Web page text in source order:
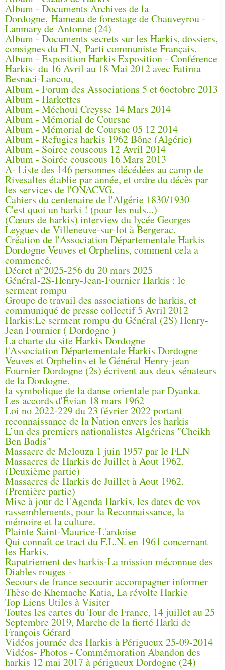
Album - Documents Archives de la
Dordogne, Hameau de forestage de Chauveyrou -
Lanmary de Antonne (24)
Album - Documents secrets sur les Harkis, dossiers,
consignes du FLN, Parti communiste Français.
Album - Exposition Harkis Exposition - Conférence
Harkis- du 16 Avril au 18 Mai 2012 avec Fatima
Besnaci-Lancou,
Album - Forum des Associations 5 et 6octobre 2013
Album - Harkettes
Album - Méchoui Creysse 14 Mars 2014
Album - Mémorial de Coursac
Album - Mémorial de Coursac 05 12 2014
Album - Refugies harkis 1962 Bône (Algérie)
Album - Soiree couscous 12 Avril 2014
Album - Soirée couscous 16 Mars 2013
A- Liste des 146 personnes décédées au camp de
Rivesaltes établie par année, et ordre du décès par
les services de l'ONACVG.
Cahiers du centenaire de l'Algérie 1830/1930
C'est quoi un harki ! (pour les nuls...)
(Cœurs de harkis) interview du lycée Georges
Leygues de Villeneuve-sur-lot à Bergerac.
Création de l'Association Départementale Harkis
Dordogne Veuves et Orphelins, comment cela a
commencé.
Décret n°2025-256 du 20 mars 2025
Général-2S-Henry-Jean-Fournier Harkis : le
serment rompu
Groupe de travail des associations de harkis, et
communiqué de presse collectif 5 Avril 2012
Harkis:Le serment rompu du Général (2S) Henry-
Jean Fournier ( Dordogne )
La charte du site Harkis Dordogne
l'Association Départementale Harkis Dordogne
Veuves et Orphelins et le Général Henry-jean
Fournier Dordogne (2s) écrivent aux deux sénateurs
de la Dordogne.
la symbolique de la danse orientale par Dyanka.
Les accords d'Évian 18 mars 1962
Loi no 2022-229 du 23 février 2022 portant
reconnaissance de la Nation envers les harkis
L’un des premiers nationalistes Algériens "Cheikh
Ben Badis"
Massacre de Melouza 1 juin 1957 par le FLN
Massacres de Harkis de Juillet à Aout 1962.
(Deuxième partie)
Massacres de Harkis de Juillet à Aout 1962.
(Première partie)
Mise à jour de l'Agenda Harkis, les dates de vos
rassemblements, pour la Reconnaissance, la
mémoire et la culture.
Plainte Saint-Maurice-L'ardoise
Qui connaît ce tract du F.L.N. en 1961 concernant
les Harkis.
Rapatriement des harkis-La mission méconnue des
Diables rouges -
Secours de france secourir accompagner informer
Thèse de Khemache Katia, La révolte Harkie
Top Liens Utiles à Visiter
Toutes les cartes du Tour de France, 14 juillet au 25
Septembre 2019, Marche de la fierté Harki de
François Gérard
Vidéos journée des Harkis à Périgueux 25-09-2014
Vidéos- Photos - Commémoration Abandon des
harkis 12 mai 2017 à périgueux Dordogne (24)